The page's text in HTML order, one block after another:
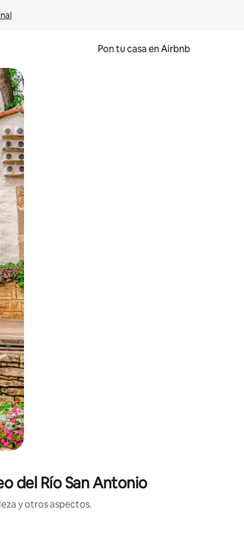
Pon tu casa en Airbnb
el dedo.
del Río San Antonio
y otros aspectos.